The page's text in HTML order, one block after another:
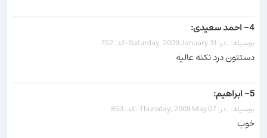
4- احمد سعیدی:
بوسیله: , در: Saturday, 2009 January 31-کد: 752
دستتون درد نکنه عالیه
5- ابراهیم:
بوسیله: , در: Thursday, 2009 May 07-کد: 853
خوب